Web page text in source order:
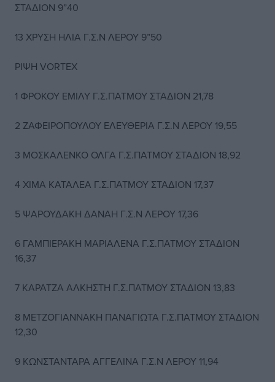
ΣΤΑΔΙΟΝ 9”40
13 ΧΡΥΣΗ ΗΛΙΑ Γ.Σ.Ν ΛΕΡΟΥ 9”50
ΡΙΨΗ VORTEX
1 ΦΡΟΚΟΥ ΕΜΙΛΥ Γ.Σ.ΠΑΤΜΟΥ ΣΤΑΔΙΟΝ 21,78
2 ΖΑΦΕΙΡΟΠΟΥΛΟΥ ΕΛΕΥΘΕΡΙΑ Γ.Σ.Ν ΛΕΡΟΥ 19,55
3 ΜΟΣΚΑΛΕΝΚΟ ΟΛΓΑ Γ.Σ.ΠΑΤΜΟΥ ΣΤΑΔΙΟΝ 18,92
4 ΧΙΜΑ ΚΑΤΑΛΕΑ Γ.Σ.ΠΑΤΜΟΥ ΣΤΑΔΙΟΝ 17,37
5 ΨΑΡΟΥΔΑΚΗ ΔΑΝΑΗ Γ.Σ.Ν ΛΕΡΟΥ 17,36
6 ΓΑΜΠΙΕΡΑΚΗ ΜΑΡΙΑΛΕΝΑ Γ.Σ.ΠΑΤΜΟΥ ΣΤΑΔΙΟΝ
16,37
7 KAΡΑΤΖΑ ΑΛΚΗΣΤΗ Γ.Σ.ΠΑΤΜΟΥ ΣΤΑΔΙΟΝ 13,83
8 ΜΕΤΖΟΓΙΑΝΝΑΚΗ ΠΑΝΑΓΙΩΤΑ Γ.Σ.ΠΑΤΜΟΥ ΣΤΑΔΙΟΝ
12,30
9 ΚΩΝΣΤΑΝΤΑΡΑ ΑΓΓΕΛΙΝΑ Γ.Σ.Ν ΛΕΡΟΥ 11,94